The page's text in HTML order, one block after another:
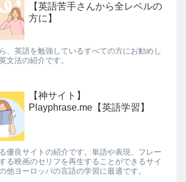
【英語苦手さんから全レベルの
方に】
、英語を勉強しているすべての方にお勧めし
文法の紹介です。
【神サイト】
Playphrase.me【英語学習】
優良サイトの紹介です。単語や表現、フレー
る映画のセリフを再生することができるサイ
他ヨーロッパの言語の学習に最適です。